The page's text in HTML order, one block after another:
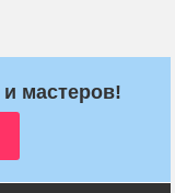
мастеров!